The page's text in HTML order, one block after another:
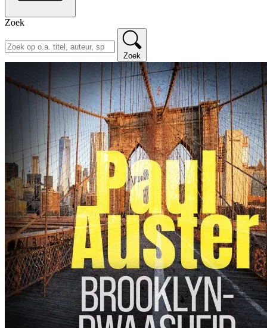
Zoek
Zoek